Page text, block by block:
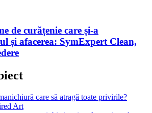
de curățenie care și-a
și afacerea: SymExpert Clean,
care să atragă toate privirile?